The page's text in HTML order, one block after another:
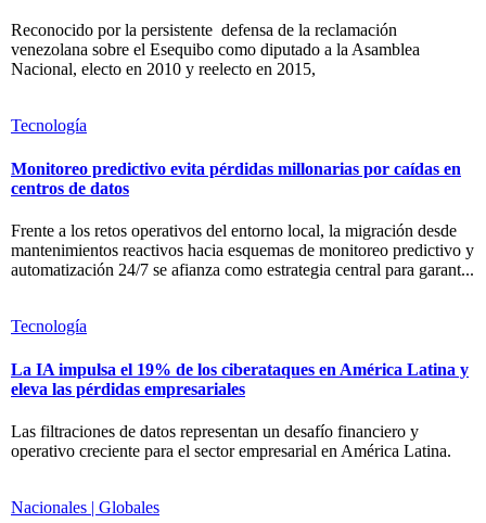
Reconocido por la persistente defensa de la reclamación
venezolana sobre el Esequibo como diputado a la Asamblea
Nacional, electo en 2010 y reelecto en 2015,
Tecnología
Monitoreo predictivo evita pérdidas millonarias por caídas en
centros de datos
Frente a los retos operativos del entorno local, la migración desde
mantenimientos reactivos hacia esquemas de monitoreo predictivo y
automatización 24/7 se afianza como estrategia central para garant...
Tecnología
La IA impulsa el 19% de los ciberataques en América Latina y
eleva las pérdidas empresariales
Las filtraciones de datos representan un desafío financiero y
operativo creciente para el sector empresarial en América Latina.
Nacionales | Globales